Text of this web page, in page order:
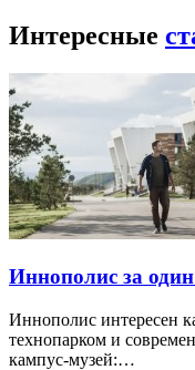
Интересные
Иннополис за
Иннополис интересен
технопарком и
кампус-музей:…